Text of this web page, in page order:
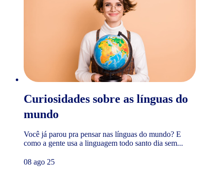
Curiosidades sobre as línguas do
mundo
Você já parou pra pensar nas línguas do mundo? E
como a gente usa a linguagem todo santo dia sem...
08 ago 25